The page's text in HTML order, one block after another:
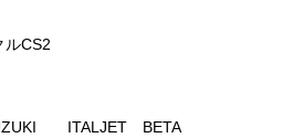
ルCS2
ITALJET BETA